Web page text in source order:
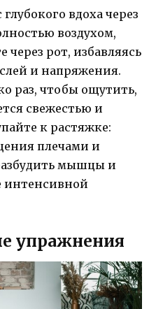
вдоха через
воздухом,
через рот, избавляясь
и напряжения.
раз, чтобы ощутить,
свежестью и
к растяжке:
плечами и
мышцы и
интенсивной
упражнения